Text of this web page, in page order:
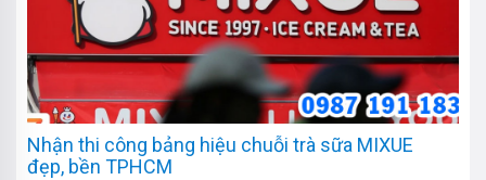
Nhận thi công bảng hiệu chuỗi trà sữa MIXUE
đẹp, bền TPHCM